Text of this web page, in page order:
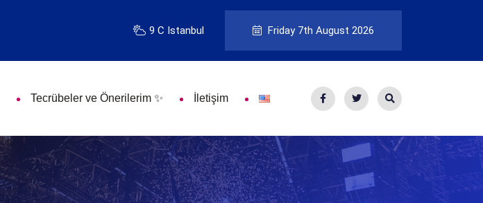
9 C Istanbul Friday 7th August 2026
Tecrübeler ve Önerilerim ✨ İletişim